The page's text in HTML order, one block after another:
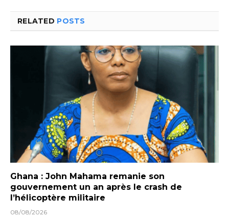
RELATED POSTS
Ghana : John Mahama remanie son
gouvernement un an après le crash de
l’hélicoptère militaire
08/08/2026